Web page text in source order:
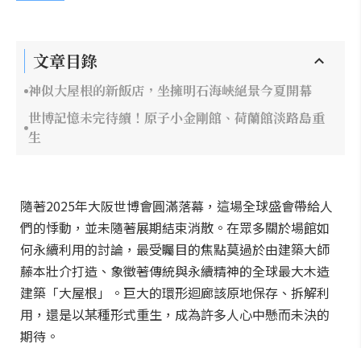
文章目錄
神似大屋根的新飯店，坐擁明石海峽絕景今夏開幕
世博記憶未完待續！原子小金剛館、荷蘭館淡路島重
生
隨著2025年大阪世博會圓滿落幕，這場全球盛會帶給人
們的悸動，並未隨著展期結束消散。在眾多關於場館如
何永續利用的討論，最受矚目的焦點莫過於由建築大師
藤本壯介打造、象徵著傳統與永續精神的全球最大木造
建築「大屋根」。巨大的環形迴廊該原地保存、拆解利
用，還是以某種形式重生，成為許多人心中懸而未決的
期待。